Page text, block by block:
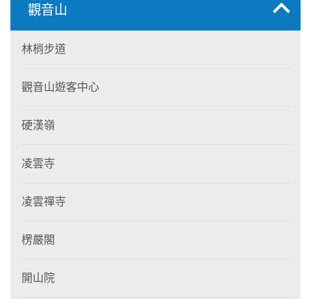
觀音山
林梢步道
觀音山遊客中心
硬漢嶺
凌雲寺
凌雲禪寺
楞嚴閣
開山院